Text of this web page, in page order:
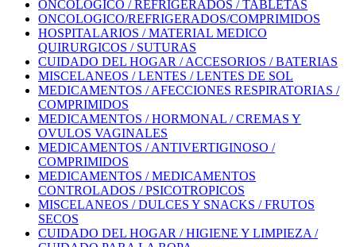
ONCOLOGICO / REFRIGERADOS / TABLETAS
ONCOLOGICO/REFRIGERADOS/COMPRIMIDOS
HOSPITALARIOS / MATERIAL MEDICO
QUIRURGICOS / SUTURAS
CUIDADO DEL HOGAR / ACCESORIOS / BATERIAS
MISCELANEOS / LENTES / LENTES DE SOL
MEDICAMENTOS / AFECCIONES RESPIRATORIAS /
COMPRIMIDOS
MEDICAMENTOS / HORMONAL / CREMAS Y
OVULOS VAGINALES
MEDICAMENTOS / ANTIVERTIGINOSO /
COMPRIMIDOS
MEDICAMENTOS / MEDICAMENTOS
CONTROLADOS / PSICOTROPICOS
MISCELANEOS / DULCES Y SNACKS / FRUTOS
SECOS
CUIDADO DEL HOGAR / HIGIENE Y LIMPIEZA /